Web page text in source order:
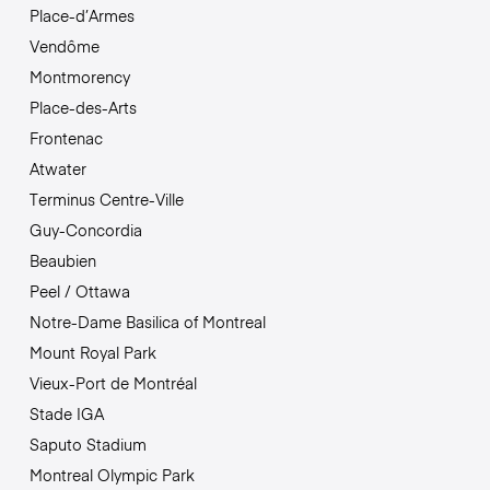
Place-d’Armes
Vendôme
Montmorency
Place-des-Arts
Frontenac
Atwater
Terminus Centre-Ville
Guy-Concordia
Beaubien
Peel / Ottawa
Notre-Dame Basilica of Montreal
Mount Royal Park
Vieux-Port de Montréal
Stade IGA
Saputo Stadium
Montreal Olympic Park